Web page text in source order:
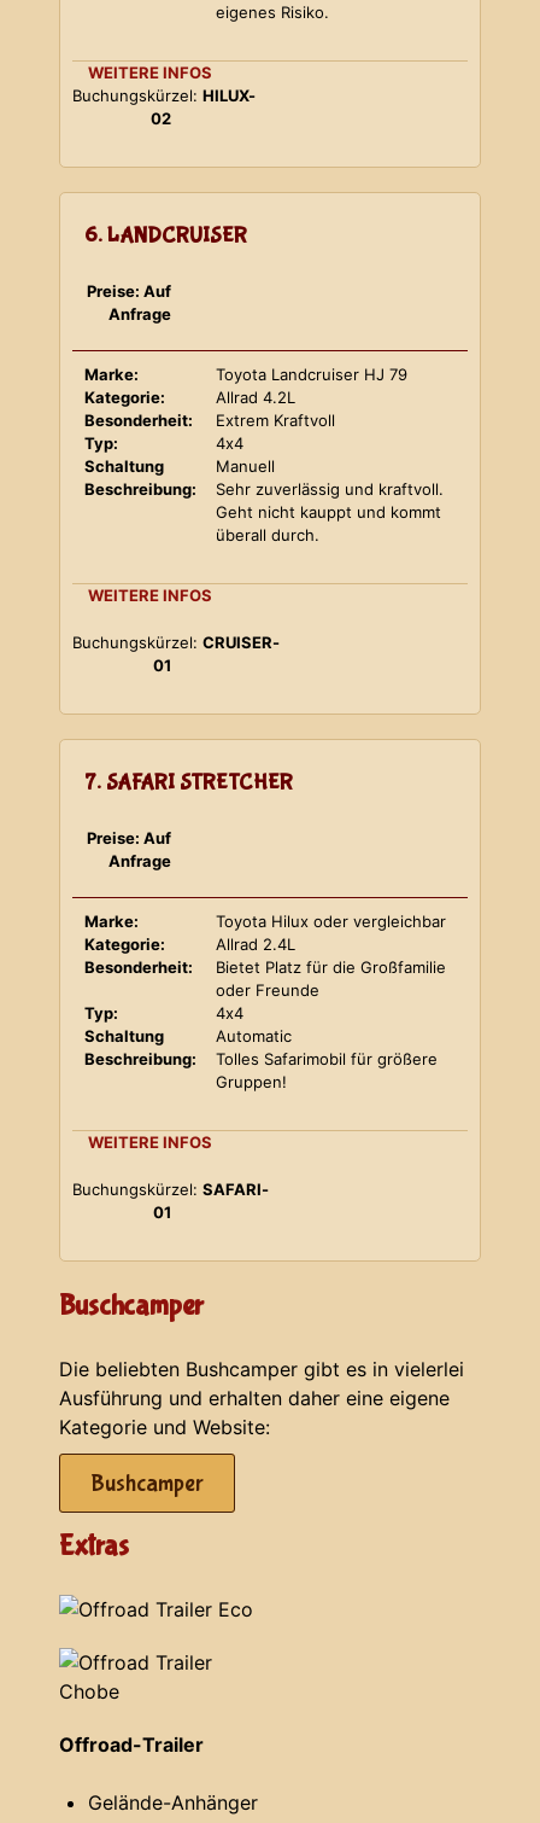
eigenes Risiko.
WEITERE INFOS
Buchungskürzel: HILUX-
02
6. LANDCRUISER
Preise: Auf
Anfrage
Marke:
Toyota Landcruiser HJ 79
Kategorie:
Allrad 4.2L
Besonderheit:
Extrem Kraftvoll
Typ:
4x4
Schaltung
Manuell
Beschreibung:
Sehr zuverlässig und kraftvoll.
Geht nicht kauppt und kommt
überall durch.
WEITERE INFOS
Buchungskürzel: CRUISER-
01
7. SAFARI STRETCHER
Preise: Auf
Anfrage
Marke:
Toyota Hilux oder vergleichbar
Kategorie:
Allrad 2.4L
Besonderheit:
Bietet Platz für die Großfamilie
oder Freunde
Typ:
4x4
Schaltung
Automatic
Beschreibung:
Tolles Safarimobil für größere
Gruppen!
WEITERE INFOS
Buchungskürzel: SAFARI-
01
Buschcamper
Die beliebten Bushcamper gibt es in vielerlei
Ausführung und erhalten daher eine eigene
Kategorie und Website:
Bushcamper
Extras
Offroad-Trailer
Gelände-Anhänger